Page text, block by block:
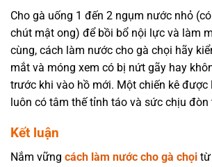
Cho gà uống 1 đến 2 ngụm nước nhỏ
chút mật ong) để bồi bổ nội lực và làm
cùng, cách làm nước cho gà chọi hãy
mắt và móng xem có bị nứt gãy hay
trước khi vào hồ mới. Một chiến kê được
luôn có tâm thế tỉnh táo và sức chịu
Kết luận
Nắm vững cách làm nước cho gà chọi từ